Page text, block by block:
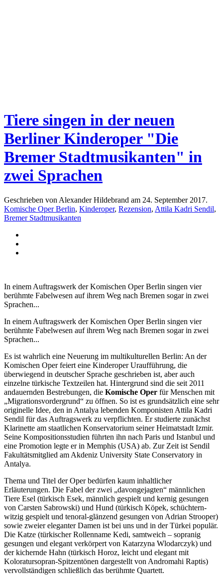
Tiere singen in der neuen
Berliner Kinderoper "Die
Bremer Stadtmusikanten" in
zwei Sprachen
Geschrieben von Alexander Hildebrand am 24. September 2017.
Komische Oper Berlin, Kinderoper, Rezension, Attila Kadri Sendil,
Bremer Stadtmusikanten
In einem Auftragswerk der Komischen Oper Berlin singen vier
berühmte Fabelwesen auf ihrem Weg nach Bremen sogar in zwei
Sprachen...
In einem Auftragswerk der Komischen Oper Berlin singen vier
berühmte Fabelwesen auf ihrem Weg nach Bremen sogar in zwei
Sprachen...
Es ist wahrlich eine Neuerung im multikulturellen Berlin: An der
Komischen Oper feiert eine Kinderoper Uraufführung, die
überwiegend in deutscher Sprache geschrieben ist, aber auch
einzelne türkische Textzeilen hat. Hintergrund sind die seit 2011
andauernden Bestrebungen, die Komische Oper für Menschen mit
„Migrationsvordergrund“ zu öffnen. So ist es grundsätzlich eine sehr
originelle Idee, den in Antalya lebenden Komponisten Attila Kadri
Sendil für das Auftragswerk zu verpflichten. Er studierte zunächst
Klarinette am staatlichen Konservatorium seiner Heimatstadt Izmir.
Seine Kompositionsstudien führten ihn nach Paris und Istanbul und
eine Promotion legte er in Memphis (USA) ab. Zur Zeit ist Sendil
Fakultätsmitglied am Akdeniz University State Conservatory in
Antalya.
Thema und Titel der Oper bedürfen kaum inhaltlicher
Erläuterungen. Die Fabel der zwei „davongejagten“ männlichen
Tiere Esel (türkisch Esek, männlich gespielt und kernig gesungen
von Carsten Sabrowski) und Hund (türkisch Köpek, schüchtern-
witzig gespielt und tenoral-glänzend gesungen von Adrian Strooper)
sowie zweier eleganter Damen ist bei uns und in der Türkei populär.
Die Katze (türkischer Rollenname Kedi, samtweich – sopranig
gesungen und elegant verkörpert von Katarzyna Wlodarczyk) und
der kichernde Hahn (türkisch Horoz, leicht und elegant mit
Koloratursopran-Spitzentönen dargestellt von Andromahi Raptis)
vervollständigen schließlich das berühmte Quartett.